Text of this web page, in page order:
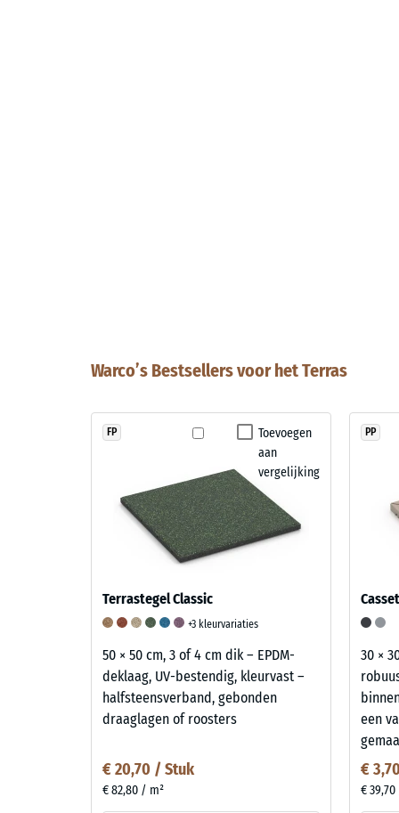
Warco’s Bestsellers voor het Terras
Toevoegen
aan
vergelijking
FP
Terrastegel Classic
+3 kleurvariaties
50 × 50 cm, 3 of 4 cm dik – EPDM-
deklaag, UV-bestendig, kleurvast –
halfsteensverband, gebonden
draaglagen of roosters
€ 20,70 / Stuk
€ 82,80 / m²
PP
30 ×
een
€
€